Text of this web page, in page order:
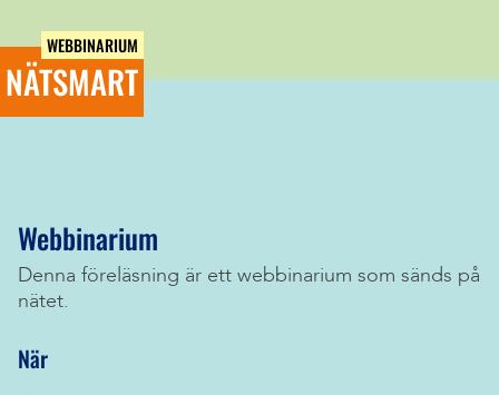
WEBBINARIUM
NÄTSMART
Webbinarium
Denna föreläsning är ett webbinarium som sänds på
nätet.
När